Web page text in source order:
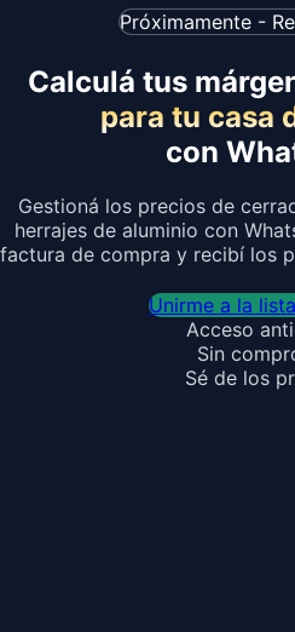
Próximamente -
Calculá tus
para tu casa
con
Gestioná los precios de
herrajes de aluminio con
factura de compra y recibí los
Unirme a la
Acceso
Sin
Sé de los